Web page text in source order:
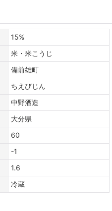
15%
米・米こうじ
備前雄町
ちえびじん
中野酒造
大分県
60
-1
1.6
冷蔵